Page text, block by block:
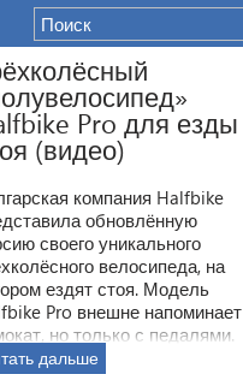
Pro для езды
(видео)
компания Halfbike
обновлённую
своего уникального
велосипеда, на
ездят стоя. Модель
Pro внешне напоминает
но только с педалями.
дальше